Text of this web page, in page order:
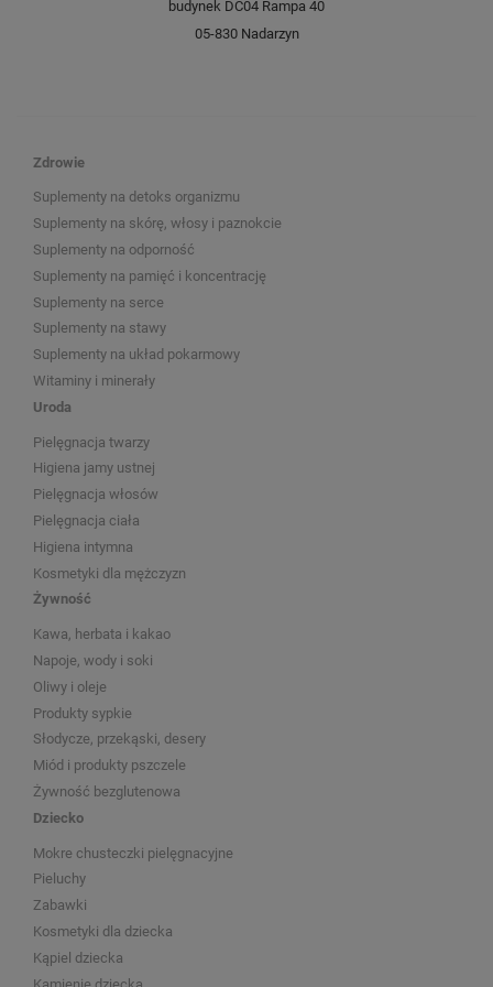
budynek DC04 Rampa 40
05-830 Nadarzyn
Zdrowie
Suplementy na detoks organizmu
Suplementy na skórę, włosy i paznokcie
Suplementy na odporność
Suplementy na pamięć i koncentrację
Suplementy na serce
Suplementy na stawy
Suplementy na układ pokarmowy
Witaminy i minerały
Uroda
Pielęgnacja twarzy
Higiena jamy ustnej
Pielęgnacja włosów
Pielęgnacja ciała
Higiena intymna
Kosmetyki dla mężczyzn
Żywność
Kawa, herbata i kakao
Napoje, wody i soki
Oliwy i oleje
Produkty sypkie
Słodycze, przekąski, desery
Miód i produkty pszczele
Żywność bezglutenowa
Dziecko
Mokre chusteczki pielęgnacyjne
Pieluchy
Zabawki
Kosmetyki dla dziecka
Kąpiel dziecka